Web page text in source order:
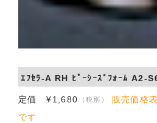
ｴﾌｾﾗ-A RH ﾋﾟｰｼｰｽﾞﾌｫｰﾑ A2-
定価 ¥1,680 （税別）
販売価格
です